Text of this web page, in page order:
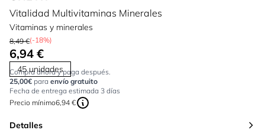
Vitalidad Multivitaminas Minerales
Vitaminas y minerales
8,49 €(-18%)
6,94 €
45 unidades
Compra ahora y paga después.
25,00€ para envío gratuito
Fecha de entrega estimada 3 días
Precio mínimo6,94 €
Detalles